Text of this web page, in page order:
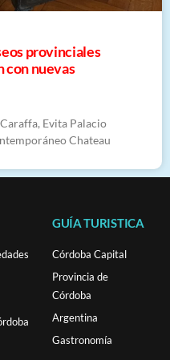
provinciales
con nuevas
Evita Palacio
Chateau
GUÍA TURISTICA
Córdoba Capital
Provincia de
Córdoba
Argentina
Gastronomía